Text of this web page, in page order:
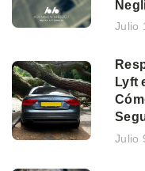
Julio
Lyft
Julio